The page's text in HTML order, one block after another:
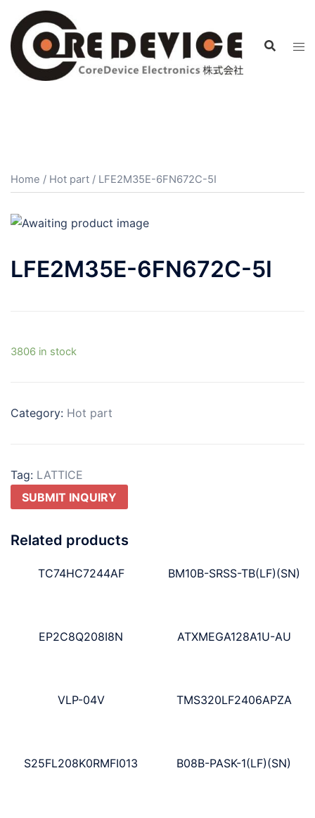
Home / Hot part / LFE2M35E-6FN672C-5I
LFE2M35E-6FN672C-5I
3806 in stock
Category: Hot part
Tag: LATTICE
SUBMIT INQUIRY
Related products
TC74HC7244AF BM10B-SRSS-TB(LF)(SN)
EP2C8Q208I8N ATXMEGA128A1U-AU
VLP-04V TMS320LF2406APZA
S25FL208K0RMFI013 B08B-PASK-1(LF)(SN)